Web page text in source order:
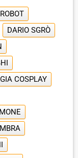
DARIO SGRÒ
COSPLAY